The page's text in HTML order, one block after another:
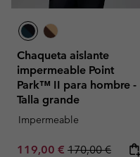
Chaqueta aislante
impermeable Point
Park™ II para hombre -
Talla grande
Impermeable
Sale price:
119,00 € Regular price:
170,00 €